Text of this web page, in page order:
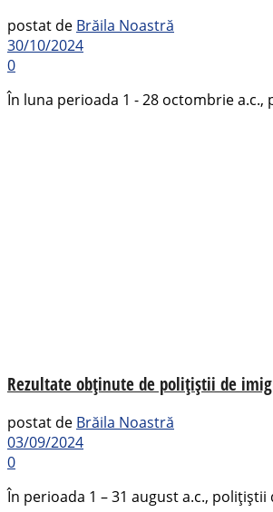
postat de Brăila Noastră
30/10/2024
0
În luna perioada 1 - 28 octombrie
Rezultate obținute de polițiștii de
postat de Brăila Noastră
03/09/2024
0
În perioada 1 – 31 august a.c.,